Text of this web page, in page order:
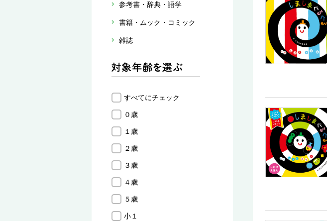
参考書・辞典・語学
書籍・ムック・コミック
雑誌
すべてにチェック
０歳
１歳
２歳
３歳
４歳
５歳
小１